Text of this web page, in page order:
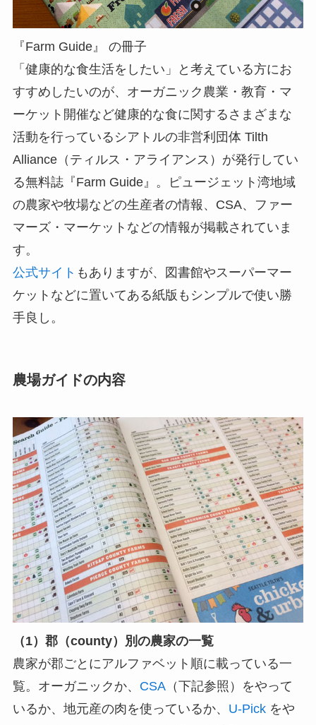
『Farm Guide』 の冊子
「健康的な食生活をしたい」と考えている方にお
すすめしたいのが、オーガニック農業・教育・マ
ーケット開催など健康的な食に関するさまざまな
活動を行っているシアトルの非営利団体 Tilth
Alliance（ティルス・アライアンス）が発行してい
る無料誌『Farm Guide』。ピュージェット湾地域
の農家や牧場などの生産者の情報、CSA、ファー
マーズ・マーケットなどの情報が掲載されていま
す。
公式サイト もありますが、図書館やスーパーマー
ケットなどに置いてある紙版もシンプルで使い勝
手良し。
農場ガイドの内容
（1）郡（county）別の農家の一覧
農家が郡ごとにアルファベット順に載っている一
覧。オーガニックか、 CSA（下記参照）をやって
いるか、地元産の肉を使っているか、 U-Pickをや